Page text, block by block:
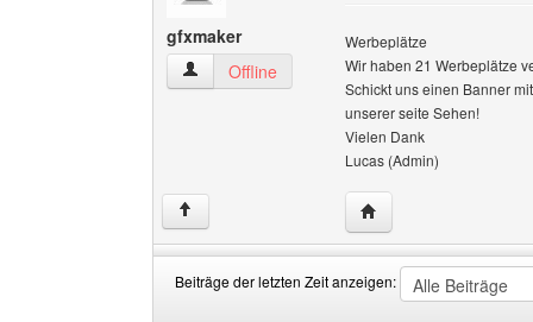
gfxmaker
gfxmaker Benutzer-Profile anzeigen
Offline
Werbeplätze
Wir haben 21 Werbeplätze
Schickt uns einen Banner
unserer seite Sehen!
Vielen Dank
Lucas (Admin)
↑ Website dieses
Beiträge der letzten Zeit anzeigen: